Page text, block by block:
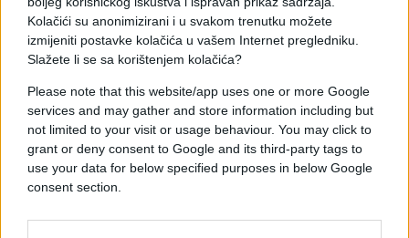
Kolačići su anonimizirani i u svakom trenutku možete
izmijeniti postavke kolačića u vašem Internet pregledniku.
Slažete li se sa korištenjem kolačića?
Please note that this website/app uses one or more Google
services and may gather and store information including but
not limited to your visit or usage behaviour. You may click to
grant or deny consent to Google and its third-party tags to
use your data for below specified purposes in below Google
consent section.
institucionalnim putem.
Na kraju ističu da će, kako navode, građani na
izborima dati konačan odgovor na ovu situaciju.